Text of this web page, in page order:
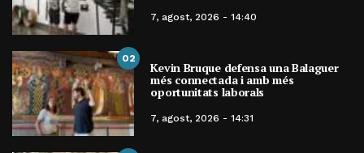
7, agost, 2026 - 14:40
02
Kevin Bruque defensa una Balaguer
més connectada i amb més
oportunitats laborals
7, agost, 2026 - 14:31